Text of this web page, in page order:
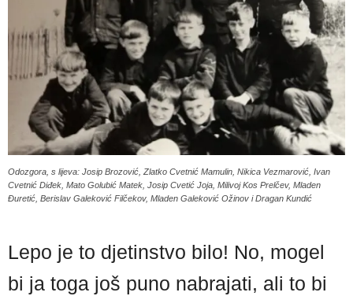
Odozgora, s lijeva: Josip Brozović, Zlatko Cvetnić Mamulin, Nikica Vezmarović, Ivan
Cvetnić Diđek, Mato Golubić Matek, Josip Cvetić Joja, Milivoj Kos Prelčev, Mladen
Đuretić, Berislav Galeković Filčekov, Mladen Galeković Ožinov i Dragan Kundić
Lepo je to djetinstvo bilo! No, mogel
bi ja toga još puno nabrajati, ali to bi